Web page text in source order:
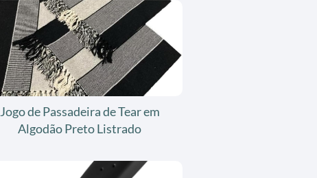
Jogo de Passadeira de Tear em
Algodão Preto Listrado